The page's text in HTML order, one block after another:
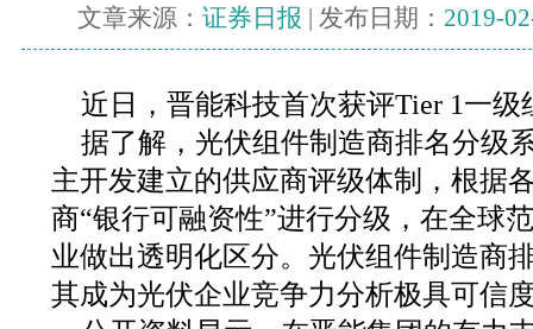
文章来源： 证券日报 | 发布日期： 2019-
近日，晋能科技首次获评Tier 1一级
据了解，光伏组件制造商排名分级
主开发建立的供应商评级体制，根据
商“银行可融资性”进行分级，在全球
业做出透明化区分。光伏组件制造商
其成为光伏企业竞争力分析极具可信